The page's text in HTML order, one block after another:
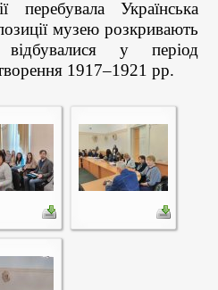
перебувала Українська
музею розкривають
у період
1917–1921 рр.